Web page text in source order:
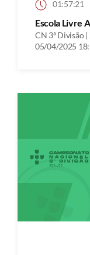
01:57:21
Escola Livre
CN 3ª Divisão
05/04/2025